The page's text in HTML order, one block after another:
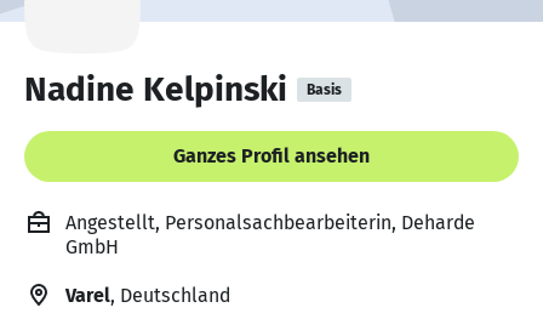
Nadine Kelpinski Basis
Ganzes Profil ansehen
Angestellt, Personalsachbearbeiterin, Deharde
GmbH
Varel, Deutschland